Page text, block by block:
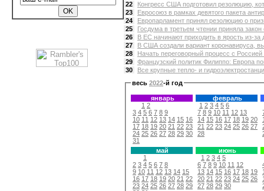
22
Конгресс США подготовил резолюцию,
23
Евросоюз в рамках девятого пакета
24
Европарламент принял резолюцию о
25
Госдума в третьем чтении приняла
26
В ЕС начинают приходить в ярость из-за
27
В США создали вариант коронавируса,
28
Начать переговорный процесс с
29
Французский политик Филиппо: Европа
30
Все крупные тепло- и
весь 2022-й год
январь
1 2
3 4 5 6 7 8 9
10 11 12 13 14 15 16
17 18 19 20 21 22 23
24 25 26 27 28 29 30
31
февраль
1 2 3 4 5 6
7 8 9 10 11 12 13
14 15 16 17 18 19 20
21 22 23 24 25 26 27
28
май
1
2 3 4 5 6 7 8
9 10 11 12 13 14 15
16 17 18 19 20 21 22
23 24 25 26 27 28 29
июнь
1 2 3 4 5
6 7 8 9 10 11 12
13 14 15 16 17 18 19
20 21 22 23 24 25 26
27 28 29 30